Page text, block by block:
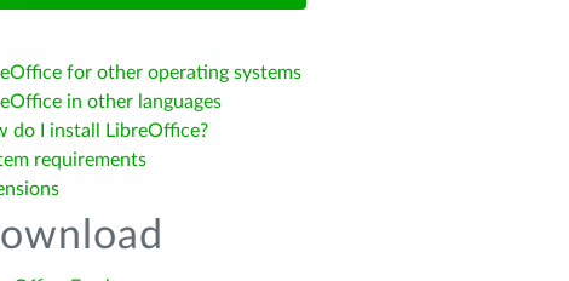
for other operating systems
in other languages
do I install LibreOffice?
requirements